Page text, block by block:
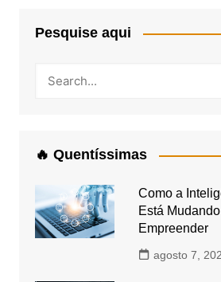
Pesquise aqui
🔥 Quentíssimas
Como a
Está
Empreender
agosto 7,